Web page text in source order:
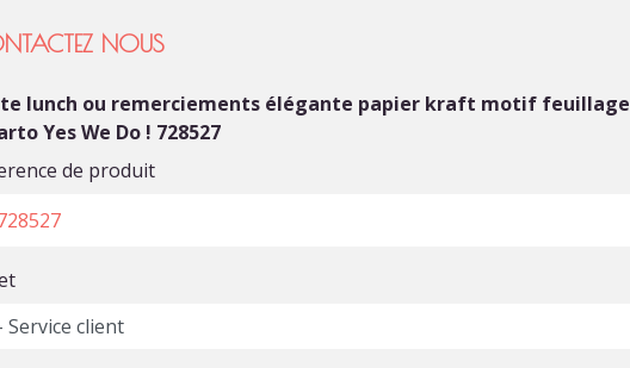
NOUS
lunch ou remerciements élégante papier kraft motif feuillage
Yes We Do ! 728527
de produit